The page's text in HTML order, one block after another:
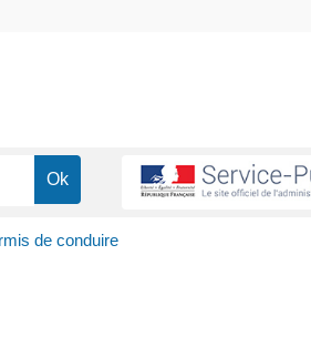
de conduire